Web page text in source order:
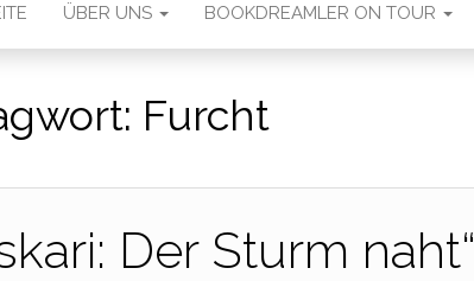
ÜBER UNS BOOKDREAMLER ON TOUR
Furcht
Der Sturm naht“